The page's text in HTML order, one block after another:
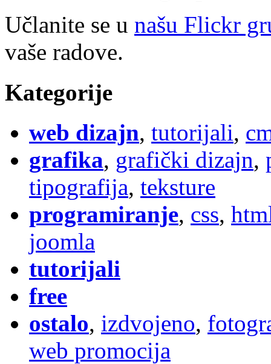
Učlanite se u našu Flickr
vaše radove.
Kategorije
web dizajn, tutorijali,
grafika, grafički dizajn,
tipografija, teksture
programiranje, css,
joomla
tutorijali
free
ostalo, izdvojeno,
web promocija